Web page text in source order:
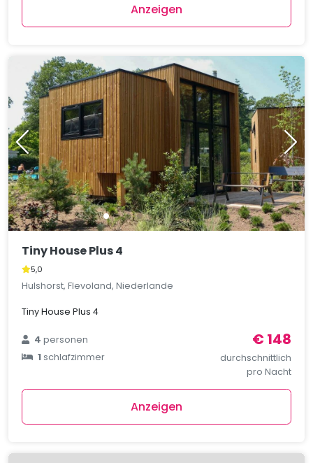
Anzeigen
Tiny House Plus 4
5,0
Hulshorst, Flevoland, Niederlande
Tiny House Plus 4
4personen
1schlafzimmer
€ 148
durchschnittlich
pro Nacht
Anzeigen